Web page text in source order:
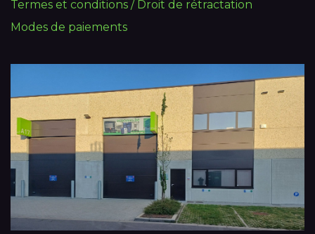
Termes et conditions / Droit de rétractation
Modes de paiements